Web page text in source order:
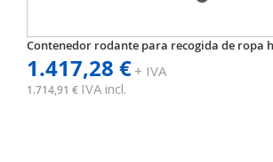
Contenedor rodante para recogida de ropa
1.417,28 €+ IVA
1.714,91 € IVA incl.